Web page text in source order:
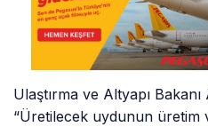
Ulaştırma ve Altyapı
“Üretilecek uydunun üretim